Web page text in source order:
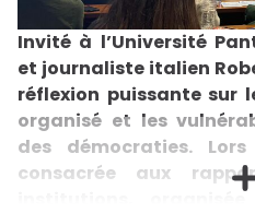
Invité à l’Université
et journaliste italien
réflexion puissante sur
organisé et les
des démocraties.
consacrée aux
institutions,